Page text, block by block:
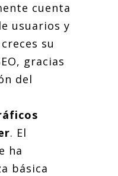
cuenta
usuarios y
su
gracias
del
. El
ha
básica